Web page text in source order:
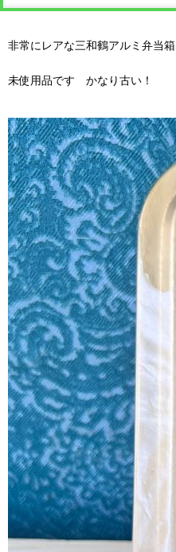
非常にレアな三和鶴アルミ弁当箱
未使用品です かなり古い！